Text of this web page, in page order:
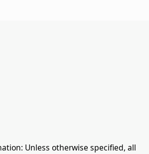
Unless otherwise specified, all